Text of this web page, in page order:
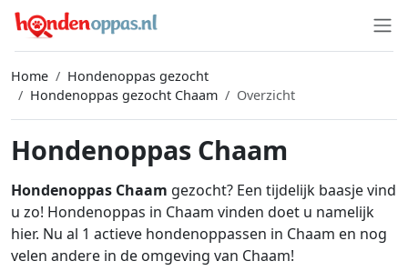
Home
Hondenoppas gezocht
Hondenoppas gezocht Chaam
Overzicht
Hondenoppas Chaam
Hondenoppas Chaam gezocht? Een tijdelijk baasje vind
u zo! Hondenoppas in Chaam vinden doet u namelijk
hier. Nu al 1 actieve hondenoppassen in Chaam en nog
velen andere in de omgeving van Chaam!